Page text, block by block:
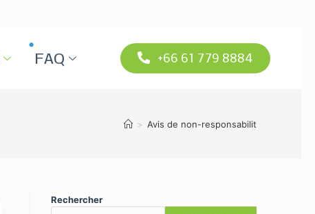
FAQ +66 61 779 8884
> Avis de non-responsabilit
Rechercher